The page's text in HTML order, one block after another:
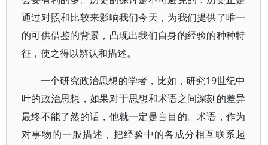
通过对照和比较来影响我们今天，为我们提供了唯一
的可供借鉴的背景，凸现出我们自身的经验的种种特
征，使之得以辨认和描述。
一个研究政治思想的学者，比如，研究19世纪中
叶的政治思想，如果对于思想和术语之间深刻的差异
最终不能了然的话，他就一定是盲目的。术语，作为
对事物的一般描述，把经验中的各成分相互联系起